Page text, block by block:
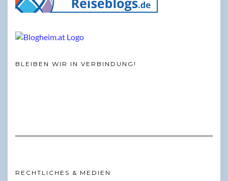
BLEIBEN WIR IN VERBINDUNG!
RECHTLICHES & MEDIEN